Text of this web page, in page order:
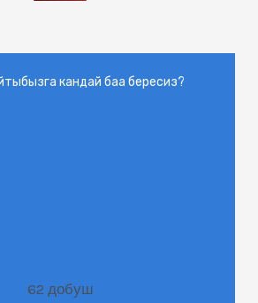
кандай баа бересиз?
62 добуш